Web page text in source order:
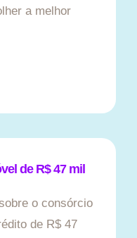
a melhor
de R$ 47 mil
o consórcio
de R$ 47